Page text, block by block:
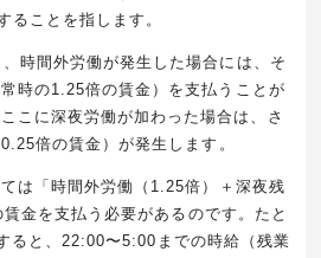
ることを指します。
時間外労働が発生した場合には、そ
時の1.25倍の賃金）を支払うことが
こに深夜労働が加わった場合は、さ
0.25倍の賃金）が発生します。
は「時間外労働（ 1.25倍）＋深夜残
賃金を支払う必要があるのです。たと
ると、22:00〜5:00 までの時給（残業